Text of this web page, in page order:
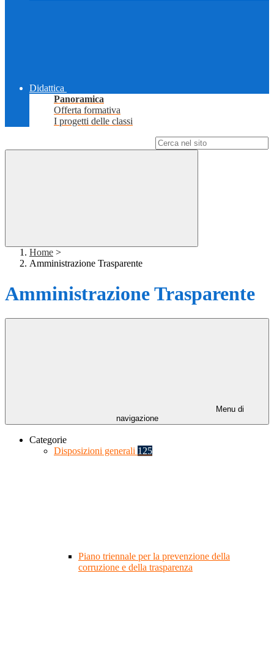
Didattica
Panoramica
Offerta formativa
I progetti delle classi
Home >
Amministrazione Trasparente
Amministrazione Trasparente
Menu di
navigazione
Categorie
Disposizioni generali 125
Piano triennale per la prevenzione della
corruzione e della trasparenza